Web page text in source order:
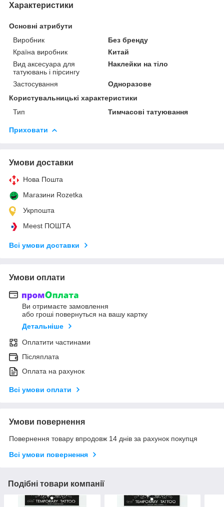
Характеристики
Основні атрибути
Виробник
Без бренду
Країна виробник
Китай
Вид аксесуара для
татуювань і пірсингу
Наклейки на тіло
Застосування
Одноразове
Користувальницькі характеристики
Тип
Тимчасові татуювання
Приховати
Умови доставки
Нова Пошта
Магазини Rozetka
Укрпошта
Meest ПОШТА
Всі умови доставки
Умови оплати
Ви отримаєте замовлення
або гроші повернуться на вашу картку
Детальніше
Оплатити частинами
Післяплата
Оплата на рахунок
Всі умови оплати
Умови повернення
Повернення товару впродовж 14 днів за рахунок покупця
Всі умови повернення
Подібні товари компанії